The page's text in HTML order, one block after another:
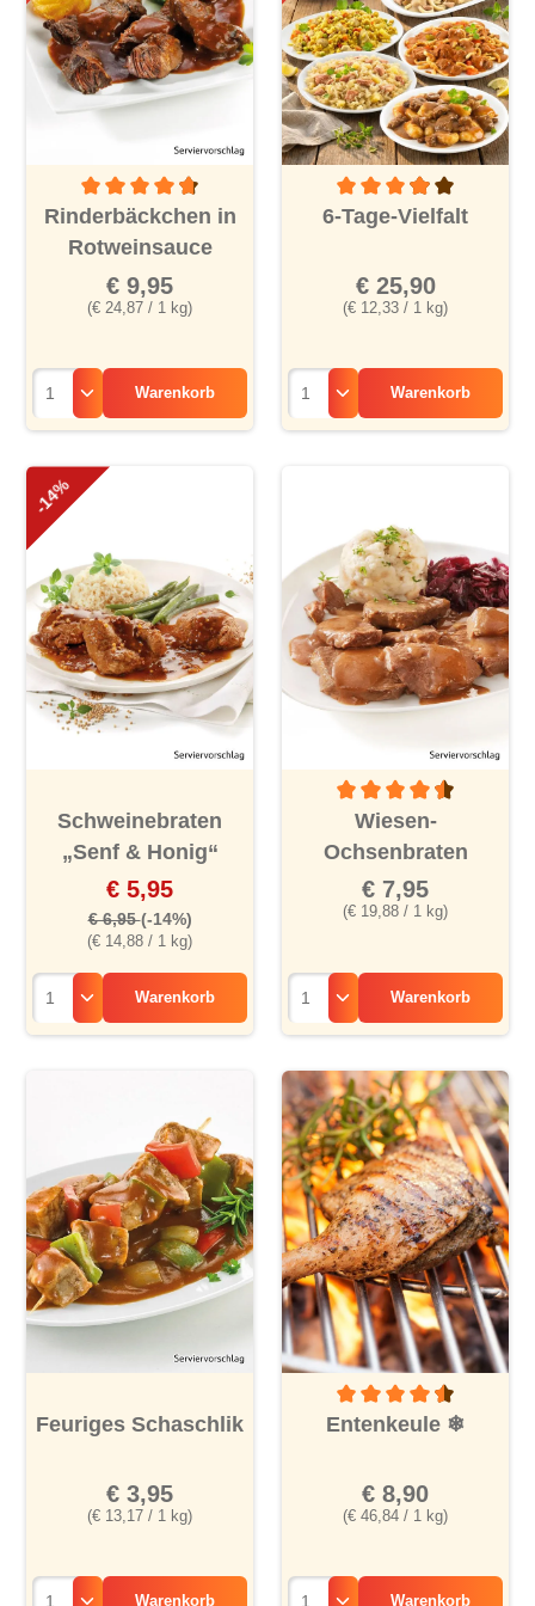
Durchschnittliche Bewertung von 4.6 von 5 Sternen
Rinderbäckchen in
Rotweinsauce
(€ 24,87 / 1 kg)
€ 9,95
Warenkorb
Durchschnittliche
6-Tage-Vielfalt
(€ 12,33 / 1 kg)
€ 25,90
Warenkorb
-14%
Schweinebraten
„Senf & Honig“
(€ 14,88 / 1 kg)
€ 5,95
€ 6,95(-14%)
Warenkorb
Durchschnittliche
Wiesen-
Ochsenbraten
(€ 19,88 / 1 kg)
€ 7,95
Warenkorb
Feuriges Schaschlik
(€ 13,17 / 1 kg)
€ 3,95
Warenkorb
Durchschnittliche
Entenkeule ❄
(€ 46,84 / 1 kg)
€ 8,90
Warenkorb